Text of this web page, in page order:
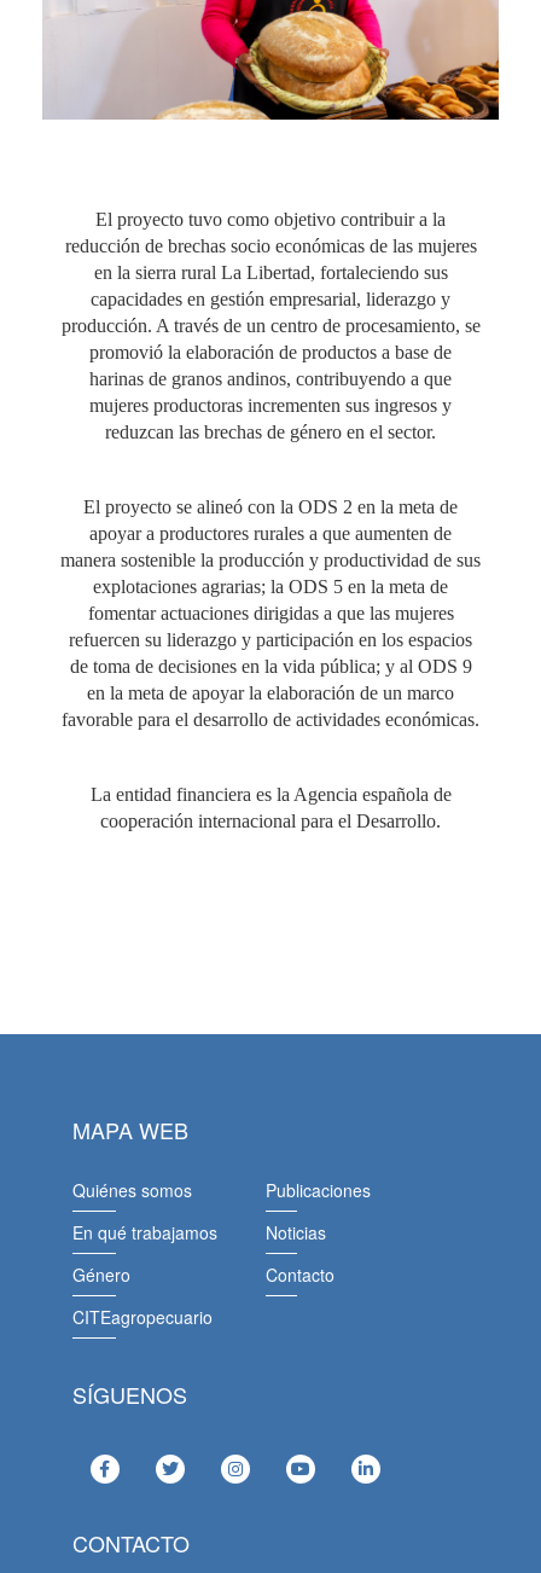
El proyecto tuvo como objetivo contribuir a la
reducción de brechas socio económicas de las mujeres
en la sierra rural La Libertad, fortaleciendo sus
capacidades en gestión empresarial, liderazgo y
producción. A través de un centro de procesamiento, se
promovió la elaboración de productos a base de
harinas de granos andinos, contribuyendo a que
mujeres productoras incrementen sus ingresos y
reduzcan las brechas de género en el sector.
El proyecto se alineó con la ODS 2 en la meta de
apoyar a productores rurales a que aumenten de
manera sostenible la producción y productividad de sus
explotaciones agrarias; la ODS 5 en la meta de
fomentar actuaciones dirigidas a que las mujeres
refuercen su liderazgo y participación en los espacios
de toma de decisiones en la vida pública; y al ODS 9
en la meta de apoyar la elaboración de un marco
favorable para el desarrollo de actividades económicas.
La entidad financiera es la Agencia española de
cooperación internacional para el Desarrollo.
MAPA WEB
Quiénes somos
En qué trabajamos
Género
CITEagropecuario
Publicaciones
Noticias
Contacto
SÍGUENOS
CONTACTO